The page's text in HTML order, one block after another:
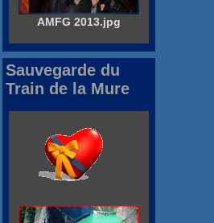
AMFG 2013.jpg
Sauvegarde du
Train de la Mure